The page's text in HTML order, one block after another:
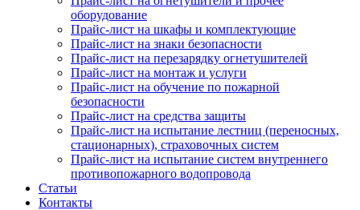
оборудование
Прайс-лист на шкафы и комплектующие
Прайс-лист на знаки безопасности
Прайс-лист на перезарядку огнетушителей
Прайс-лист на монтаж и услуги
Прайс-лист на обучение по пожарной
безопасности
Прайс-лист на средства защиты
Прайс-лист на испытание лестниц (переносных,
стационарных), страховочных систем
Прайс-лист на испытание систем внутреннего
противопожарного водопровода
Статьи
Контакты